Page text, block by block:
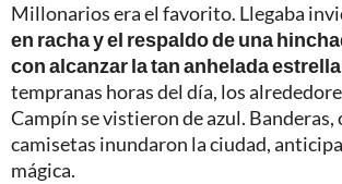
Millonarios era el favorito. Llegaba
en racha y el respaldo de una
con alcanzar la tan anhelada
tempranas horas del día, los
Campín se vistieron de azul. Banderas,
camisetas inundaron la ciudad,
mágica.